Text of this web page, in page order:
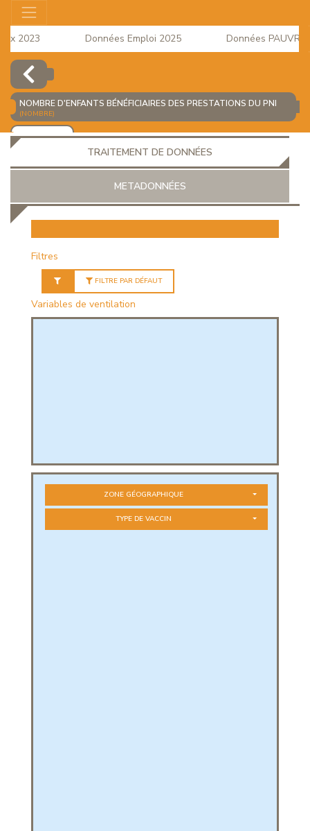
2023 Données Emploi 2025
Données
Consommation du mois d'Avril 2026 est disponible
NOMBRE D'ENFANTS BÉNÉFICIAIRES DES PRESTATIONS DU PNI
(NOMBRE)
AJOUTER
TRAITEMENT DE DONNÉES
METADONNÉES
Filtres
FILTRE PAR DÉFAUT
Variables de ventilation
ZONE GÉOGRAPHIQUE
TYPE DE VACCIN